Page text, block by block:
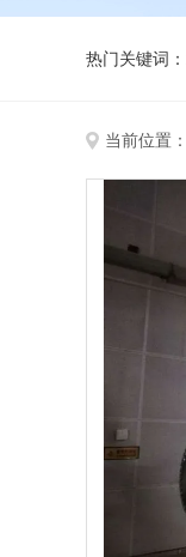
热门关键词：
当前位置：